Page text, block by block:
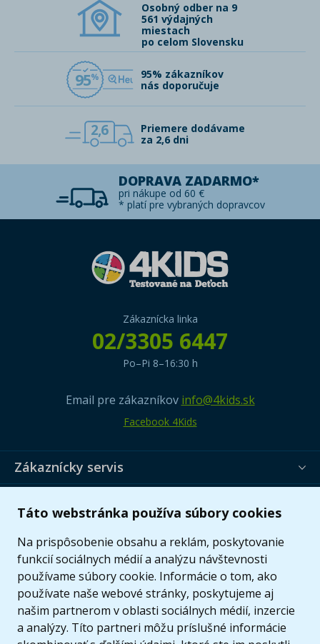
Táto webstránka používa súbory cookies
Na prispôsobenie obsahu a reklám, poskytovanie
funkcií sociálnych médií a analýzu návštevnosti
používame súbory cookie. Informácie o tom, ako
používate naše webové stránky, poskytujeme aj
našim partnerom v oblasti sociálnych médií, inzercie
a analýzy. Títo partneri môžu príslušné informácie
Osobný odber na 9
561 výdajných
miestach
po celom Slovensku
95
95% zákazníkov
nás doporučuje
2,6
Priemere dodávame
za 2,6 dni
DOPRAVA ZADARMO*
pri nákupe od 60 €
* platí pre vybraných dopravcov
Zákaznícka linka
02/3305 6447
Po–Pi 8–16:30 h
Email pre zákazníkov info@4kids.sk
Facebook 4Kids
Zákaznícky servis